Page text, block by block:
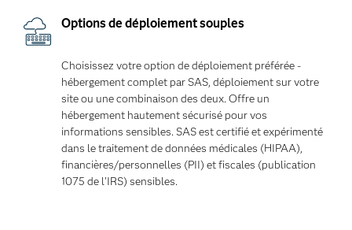
Options de déploiement souples
Choisissez votre option de déploiement préférée -
hébergement complet par SAS, déploiement sur votre
site ou une combinaison des deux. Offre un
hébergement hautement sécurisé pour vos
informations sensibles. SAS est certifié et expérimenté
dans le traitement de données médicales (HIPAA),
financières/personnelles (PII) et fiscales (publication
1075 de l'IRS) sensibles.